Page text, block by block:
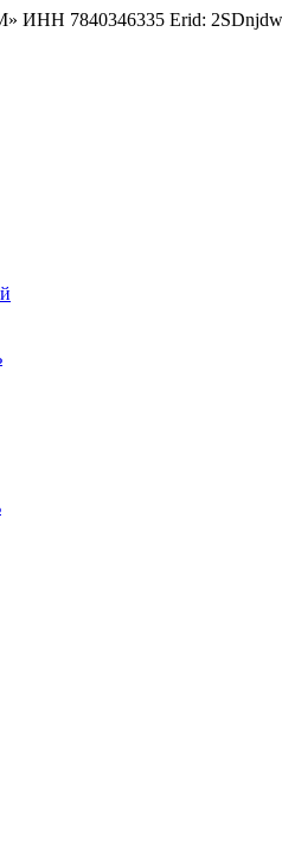
ИНН 7840346335 Erid: